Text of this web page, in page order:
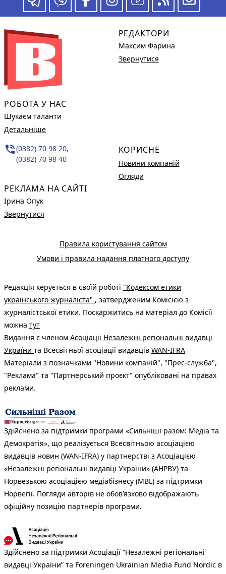
РОБОТА У НАС
Шукаєм таланти
Детальніше
phone_in_talk(0382) 70 98 20,
(0382) 70 98 40
РЕКЛАМА НА САЙТІ
Ірина Опук
Звернутися
РЕДАКТОРИ
Максим Фарина
Звернутися
КОРИСНЕ
Новини компаній
Огляди
Правила користування сайтом
Умови і правила надання платного доступу
Редакція керується в своїй роботі "Кодексом етики
українського журналіста" , затвердженим Комісією з
журналістської етики. Поскаржитись на матеріал до Комісії
можна тут
Видання є членом Асоціації Незалежні регіональні видавці
України та Всесвітньої асоціації видавців WAN-IFRA
Матеріали з позначками "Новини компаній", "Прес-служба",
"Реклама" та "Партнерський проєкт" опубліковані на правах
реклами.
Здійснено за підтримки програми «Сильніші разом: Медіа та
Демократія», що реалізується Всесвітньою асоціацією
видавців новин (WAN-IFRA) у партнерстві з Асоціацією
«Незалежні регіональні видавці України» (АНРВУ) та
Норвезькою асоціацією медіабізнесу (MBL) за підтримки
Норвегії. Погляди авторів не обов’язково відображають
офіційну позицію партнерів програми.
Здійснено за підтримки Асоціації “Незалежні регіональні
видавці України” та Foreningen Ukrainian Media Fund Nordic в